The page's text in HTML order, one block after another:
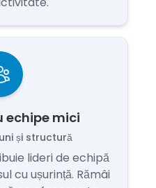
echipe mici
și structură
lideri de echipă
cu ușurință. Rămâi